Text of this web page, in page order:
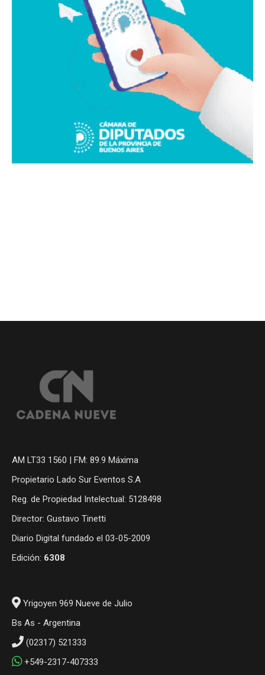
AM LT33 1560 | FM: 89.9 Máxima
Propietario Lado Sur Eventos S.A
Reg. de Propiedad Intelectual: 5128498
Director: Gustavo Tinetti
Diario Digital fundado el 03-05-2009
Edición: 6308
Yrigoyen 969 Nueve de Julio
Bs As - Argentina
(02317) 521333
+549-2317-407333